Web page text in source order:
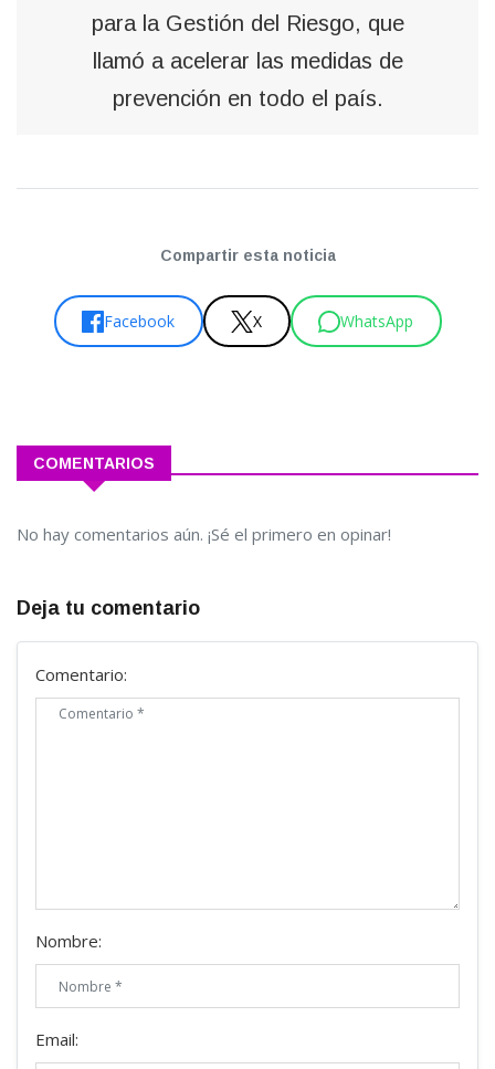
para la Gestión del Riesgo, que
llamó a acelerar las medidas de
prevención en todo el país.
Compartir esta noticia
Facebook X WhatsApp
COMENTARIOS
No hay comentarios aún. ¡Sé el primero en opinar!
Deja tu comentario
Comentario:
Nombre:
Email: